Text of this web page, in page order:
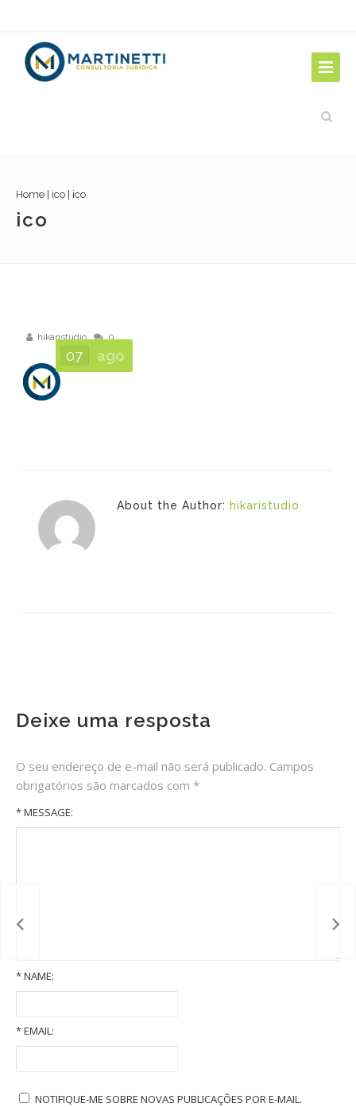
Home ico ico
ico
hikaristudio 0
07 ago
About the Author: hikaristudio
Deixe uma resposta
O seu endereço de e-mail não será publicado. Campos
obrigatórios são marcados com *
* MESSAGE:
*NAME:
*EMAIL:
NOTIFIQUE-ME SOBRE NOVAS PUBLICAÇÕES POR E-MAIL.